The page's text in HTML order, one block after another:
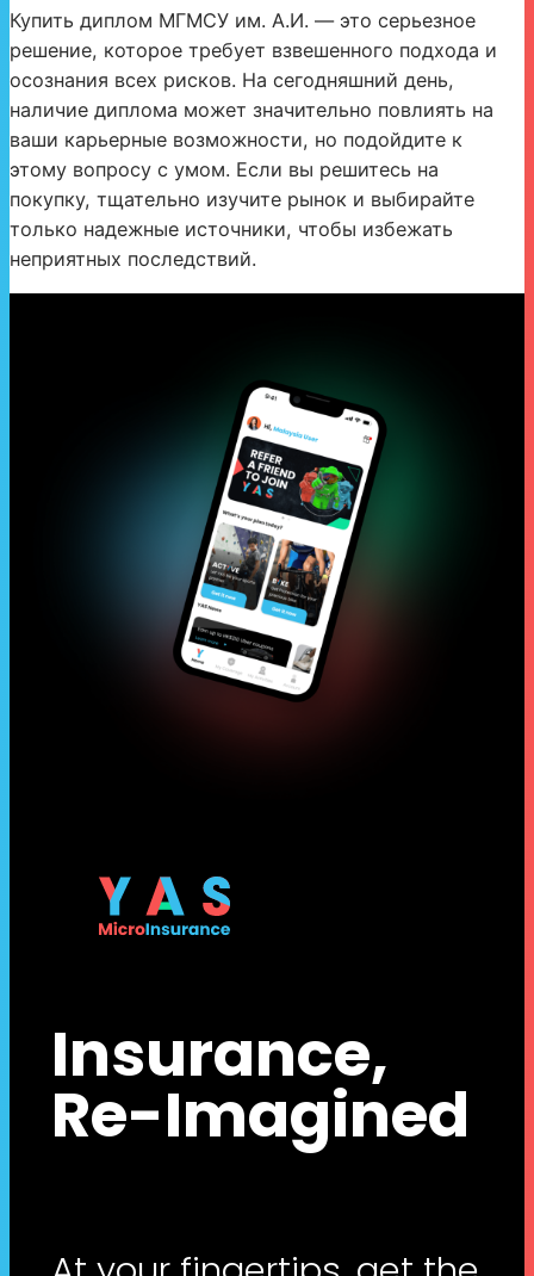
Купить диплом МГМСУ им. А.И. — это серьезное
решение, которое требует взвешенного подхода и
осознания всех рисков. На сегодняшний день,
наличие диплома может значительно повлиять на
ваши карьерные возможности, но подойдите к
этому вопросу с умом. Если вы решитесь на
покупку, тщательно изучите рынок и выбирайте
только надежные источники, чтобы избежать
неприятных последствий.
Insurance,
Re-Imagined